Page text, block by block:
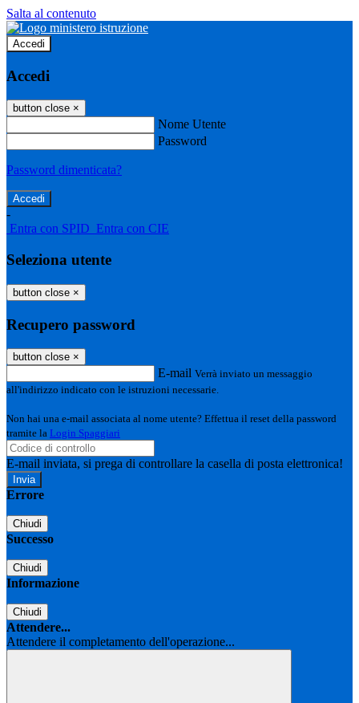
Salta al contenuto
Accedi
Accedi
button close ×
Nome Utente
Password
Password dimenticata?
-
Entra con SPID Entra con CIE
Seleziona utente
button close ×
Recupero password
button close ×
E-mail Verrà inviato un messaggio
all'indirizzo indicato con le istruzioni necessarie.
Non hai una e-mail associata al nome utente? Effettua il reset della password
tramite la Login Spaggiari
E-mail inviata, si prega di controllare la casella di posta elettronica!
Errore
Chiudi
Successo
Chiudi
Informazione
Chiudi
Attendere...
Attendere il completamento dell'operazione...